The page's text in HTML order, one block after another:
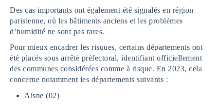
Des cas importants ont également été signalés en région
parisienne, où les bâtiments anciens et les problèmes
d’humidité ne sont pas rares.
Pour mieux encadrer les risques, certains départements ont
été placés sous arrêté préfectoral, identifiant officiellement
des communes considérées comme à risque. En 2023, cela
concerne notamment les départements suivants :
Aisne (02)